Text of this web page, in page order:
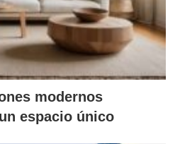
modernos
espacio único